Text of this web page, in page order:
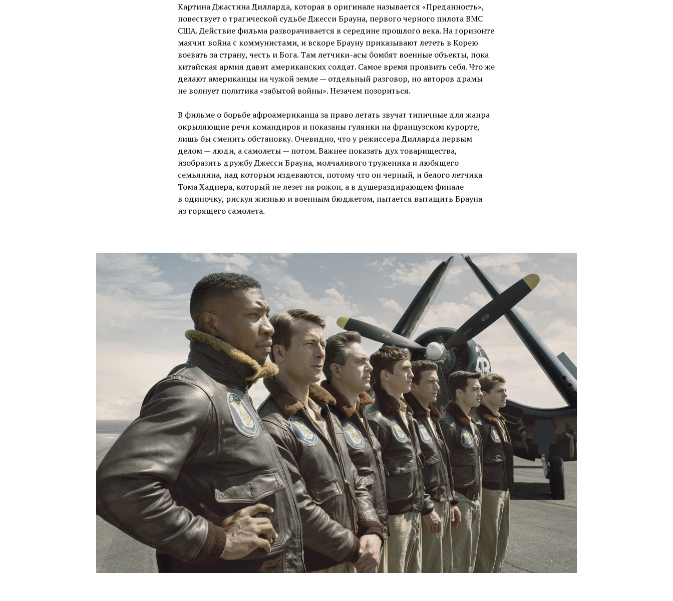
Картина Джастина Дилларда, которая в оригинале называется «Преданность»,
повествует о трагической судьбе Джесси Брауна, первого черного пилота ВМС
США. Действие фильма разворачивается в середине прошлого века. На горизонте
маячит война с коммунистами, и вскоре Брауну приказывают лететь в Корею
воевать за страну, честь и Бога. Там летчики-асы бомбят военные объекты, пока
китайская армия давит американских солдат. Самое время проявить себя. Что же
делают американцы на чужой земле — отдельный разговор, но авторов драмы
не волнует политика «забытой войны». Незачем позориться.
В фильме о борьбе афроамериканца за право летать звучат типичные для жанра
окрыляющие речи командиров и показаны гулянки на французском курорте,
лишь бы сменить обстановку. Очевидно, что у режиссера Дилларда первым
делом — люди, а самолеты — потом. Важнее показать дух товарищества,
изобразить дружбу Джесси Брауна, молчаливого труженика и любящего
семьянина, над которым издеваются, потому что он черный, и белого летчика
Тома Хаднера, который не лезет на рожон, а в душераздирающем финале
в одиночку, рискуя жизнью и военным бюджетом, пытается вытащить Брауна
из горящего самолета.